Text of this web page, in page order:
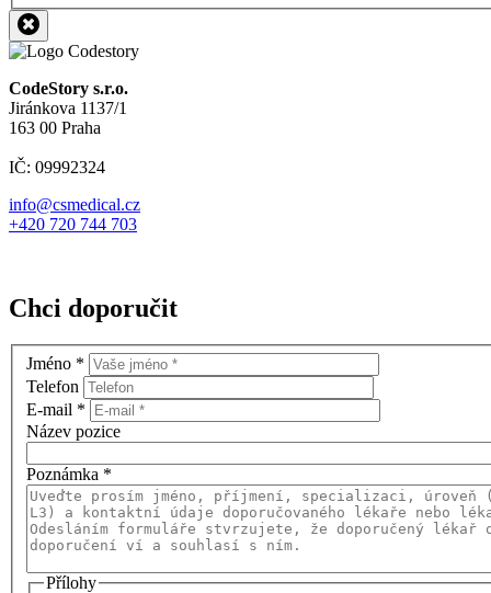
CodeStory s.r.o.
Jiránkova 1137/1
163 00 Praha
IČ: 09992324
info@csmedical.cz
+420 720 744 703
Chci doporučit
Jméno *
Telefon
E-mail *
Název pozice
Poznámka *
Přílohy